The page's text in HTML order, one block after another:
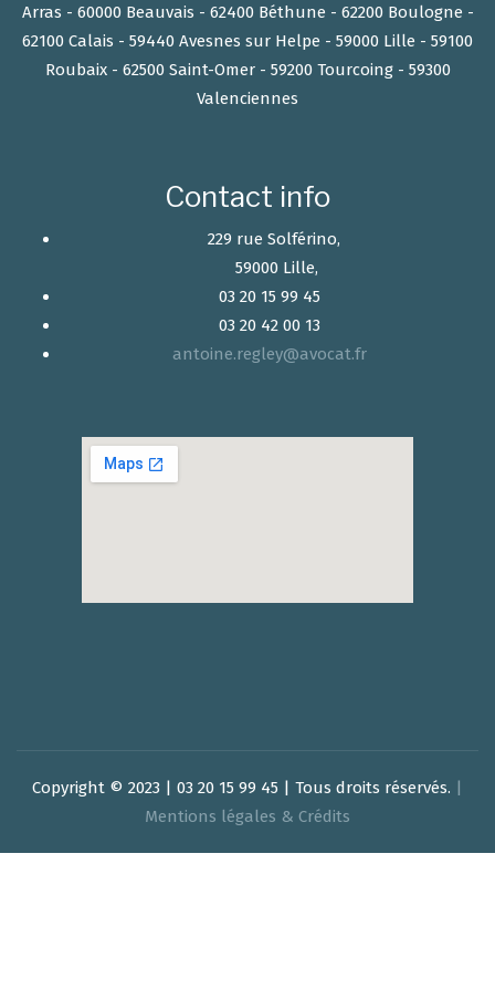
Arras - 60000 Beauvais - 62400 Béthune - 62200 Boulogne -
62100 Calais - 59440 Avesnes sur Helpe - 59000 Lille - 59100
Roubaix - 62500 Saint-Omer - 59200 Tourcoing - 59300
Valenciennes
Contact info
229 rue Solférino,
59000 Lille,
03 20 15 99 45
03 20 42 00 13
antoine.regley@avocat.fr
Copyright © 2023 | 03 20 15 99 45 | Tous droits réservés. |
Mentions légales & Crédits